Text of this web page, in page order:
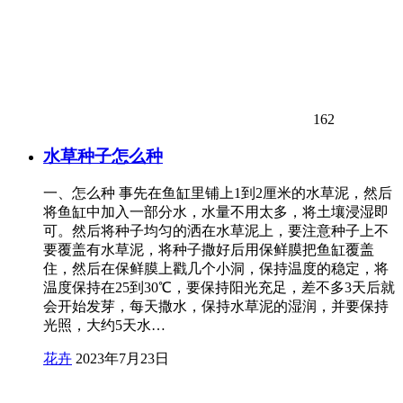
162
水草种子怎么种
一、怎么种 事先在鱼缸里铺上1到2厘米的水草泥，然后
将鱼缸中加入一部分水，水量不用太多，将土壤浸湿即
可。然后将种子均匀的洒在水草泥上，要注意种子上不
要覆盖有水草泥，将种子撒好后用保鲜膜把鱼缸覆盖
住，然后在保鲜膜上戳几个小洞，保持温度的稳定，将
温度保持在25到30℃，要保持阳光充足，差不多3天后就
会开始发芽，每天撒水，保持水草泥的湿润，并要保持
光照，大约5天水…
花卉 2023年7月23日